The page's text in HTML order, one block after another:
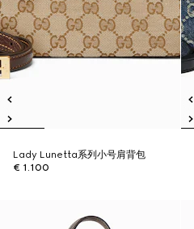
Lady Lunetta系列小号肩背包
€ 1.100